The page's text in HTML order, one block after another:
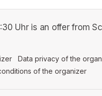
Uhr is an offer from
(opens in a new tab)
Data privacy of the
of the organizer